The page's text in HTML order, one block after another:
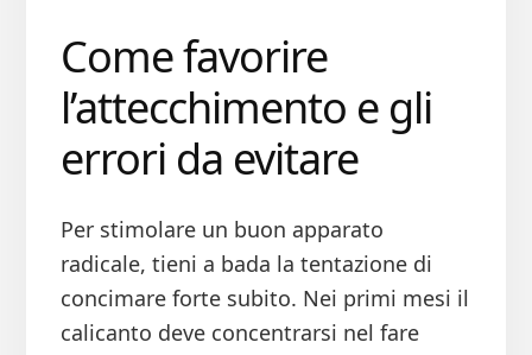
Come favorire
l’attecchimento e gli
errori da evitare
Per stimolare un buon apparato
radicale, tieni a bada la tentazione di
concimare forte subito. Nei primi mesi il
calicanto deve concentrarsi nel fare